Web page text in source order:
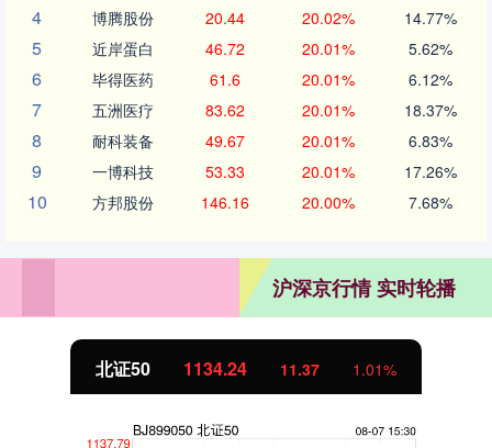
4 博腾股份 20.44 20.02% 14.77%
5 近岸蛋白 46.72 20.01% 5.62%
6 毕得医药 61.6 20.01% 6.12%
7 五洲医疗 83.62 20.01% 18.37%
8 耐科装备 49.67 20.01% 6.83%
9 一博科技 53.33 20.01% 17.26%
10 方邦股份 146.16 20.00% 7.68%
沪深京行情 实时轮播
北证50 1134.24 11.37 1.01%